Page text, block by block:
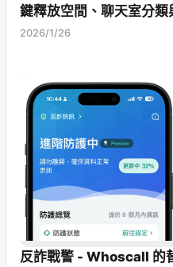
鍵釋放空間、聊天室分
2026/1/26
反詐戰警 - Whoscall 的